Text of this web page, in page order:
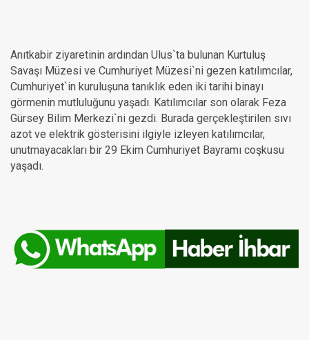
Anıtkabir ziyaretinin ardından Ulus`ta bulunan Kurtuluş
Savaşı Müzesi ve Cumhuriyet Müzesi`ni gezen katılımcılar,
Cumhuriyet`in kuruluşuna tanıklık eden iki tarihi binayı
görmenin mutluluğunu yaşadı. Katılımcılar son olarak Feza
Gürsey Bilim Merkezi`ni gezdi. Burada gerçekleştirilen sıvı
azot ve elektrik gösterisini ilgiyle izleyen katılımcılar,
unutmayacakları bir 29 Ekim Cumhuriyet Bayramı coşkusu
yaşadı.